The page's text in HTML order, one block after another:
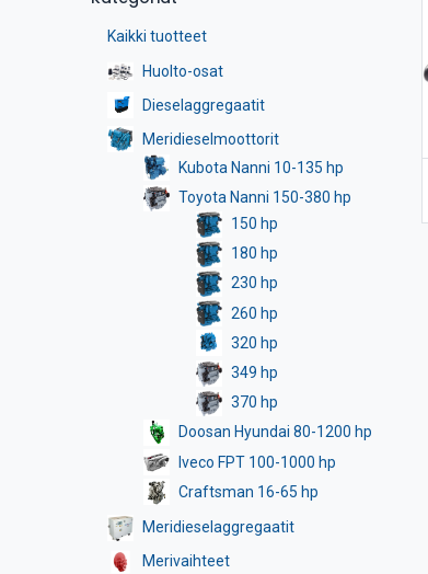
Kaikki tuotteet
Huolto-osat
Dieselaggregaatit
Meridieselmoottorit
Kubota Nanni 10-135 hp
Toyota Nanni 150-380 hp
150 hp
180 hp
230 hp
260 hp
320 hp
349 hp
370 hp
Doosan Hyundai 80-1200 hp
Iveco FPT 100-1000 hp
Craftsman 16-65 hp
Meridieselaggregaatit
Merivaihteet